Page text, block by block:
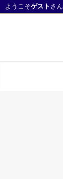
ようこそゲスト さん